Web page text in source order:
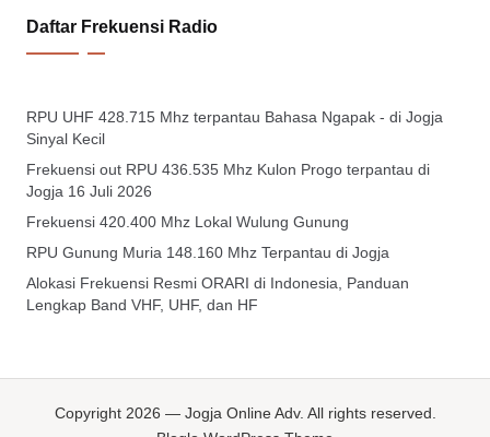
Daftar Frekuensi Radio
RPU UHF 428.715 Mhz terpantau Bahasa Ngapak - di Jogja
Sinyal Kecil
Frekuensi out RPU 436.535 Mhz Kulon Progo terpantau di
Jogja 16 Juli 2026
Frekuensi 420.400 Mhz Lokal Wulung Gunung
RPU Gunung Muria 148.160 Mhz Terpantau di Jogja
Alokasi Frekuensi Resmi ORARI di Indonesia, Panduan
Lengkap Band VHF, UHF, dan HF
Copyright 2026 — Jogja Online Adv. All rights reserved.